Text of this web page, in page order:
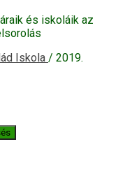
és iskoláik az
Iskola / 2019.